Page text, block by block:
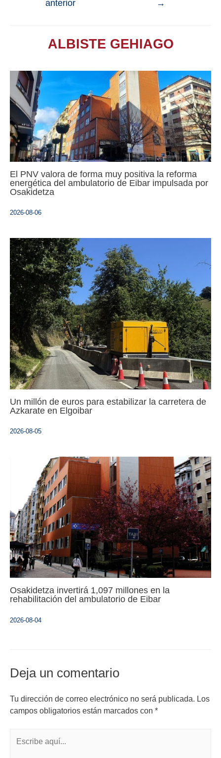
anterior →
ALBISTE GEHIAGO
El PNV valora de forma muy positiva la reforma
energética del ambulatorio de Eibar impulsada por
Osakidetza
2026-08-06
Un millón de euros para estabilizar la carretera de
Azkarate en Elgoibar
2026-08-05
Osakidetza invertirá 1,097 millones en la
rehabilitación del ambulatorio de Eibar
2026-08-04
Deja un comentario
Tu dirección de correo electrónico no será publicada. Los
campos obligatorios están marcados con *